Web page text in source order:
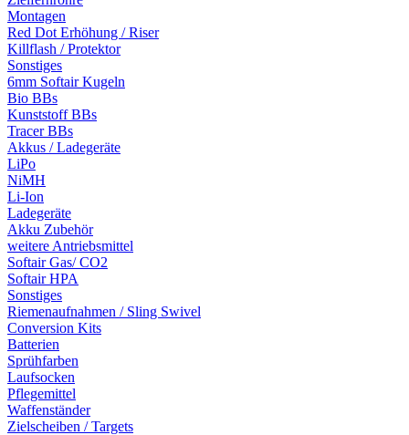
Montagen
Red Dot Erhöhung / Riser
Killflash / Protektor
Sonstiges
6mm Softair Kugeln
Bio BBs
Kunststoff BBs
Tracer BBs
Akkus / Ladegeräte
LiPo
NiMH
Li-Ion
Ladegeräte
Akku Zubehör
weitere Antriebsmittel
Softair Gas/ CO2
Softair HPA
Sonstiges
Riemenaufnahmen / Sling Swivel
Conversion Kits
Batterien
Sprühfarben
Laufsocken
Pflegemittel
Waffenständer
Zielscheiben / Targets